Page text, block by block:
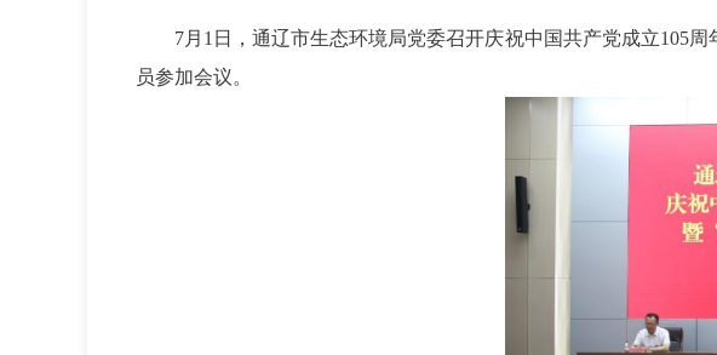
7月1日，通辽市生态环境局党委召开庆祝中国共产党成立105
员参加会议。